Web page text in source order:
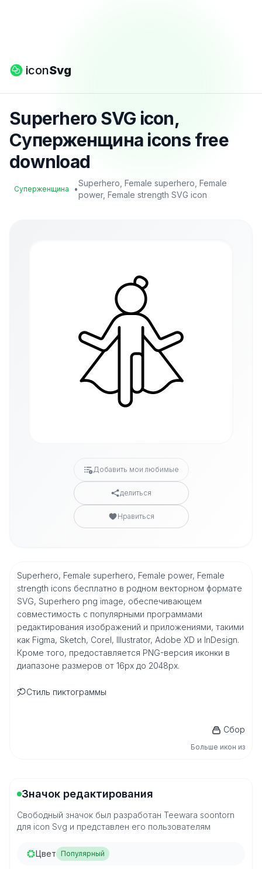
iconSvg
Superhero SVG icon,
Суперженщина icons free
download
Суперженщина •
Superhero, Female superhero, Female
power, Female strength SVG icon
Добавить мои любимые
делиться
Нравиться
Superhero, Female superhero, Female power, Female
strength icons бесплатно в родном векторном формате
SVG, Superhero png image, обеспечивающем
совместимость с популярными программами
редактирования изображений и приложениями, такими
как Figma, Sketch, Corel, Illustrator, Adobe XD и InDesign.
Кроме того, предоставляется PNG-версия иконки в
диапазоне размеров от 16px до 2048px.
Стиль пиктограммы
Сбор
Больше икон из
Значок редактирования
Свободный значок был разработан Teewara soontorn
для icon Svg и представлен его пользователям
Цвет Популярный